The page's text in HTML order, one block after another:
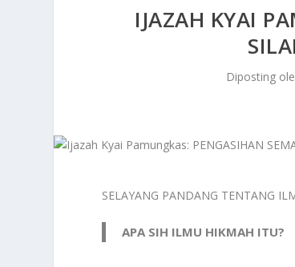
IJAZAH KYAI
Diposting
SELAYANG PANDANG TENTANG
APA SIH ILMU HIKMAH ITU?